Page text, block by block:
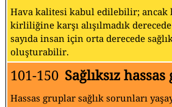
Hava kalitesi kabul edilebilir; ancak
kirliliğine karşı alışılmadık
sayıda insan için orta derecede
oluşturabilir.
101-150 Sağlıksız
Hassas gruplar sağlık sorunları